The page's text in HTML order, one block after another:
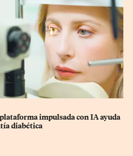
impulsada con IA ayuda
diabética